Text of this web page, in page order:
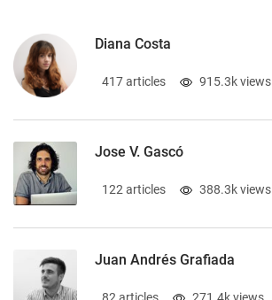
Diana Costa
417 articles 915.3k views
Jose V. Gascó
122 articles 388.3k views
Juan Andrés Grafiada